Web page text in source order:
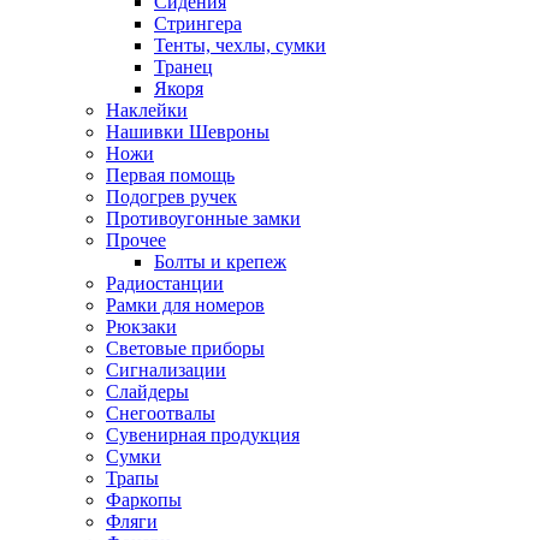
Стрингера
Тенты, чехлы, сумки
Транец
Якоря
Наклейки
Нашивки Шевроны
Ножи
Первая помощь
Подогрев ручек
Противоугонные замки
Прочее
Болты и крепеж
Радиостанции
Рамки для номеров
Рюкзаки
Световые приборы
Сигнализации
Слайдеры
Снегоотвалы
Сувенирная продукция
Сумки
Трапы
Фаркопы
Фляги